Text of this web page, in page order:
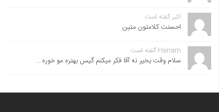
اکبر گفته است:
احسنت ‌کلامتون متین
Hanam گفته است:
سلام وقت بخیر نه آقا فکر میکنم گیس بهتره مو خوره...